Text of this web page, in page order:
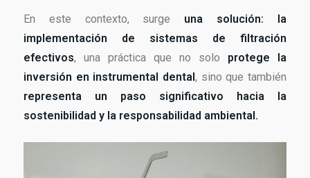
En este contexto, surge una solución: la
implementación de sistemas de filtración
efectivos, una práctica que no solo protege la
inversión en instrumental dental , sino que también
representa un paso significativo hacia la
sostenibilidad y la responsabilidad ambiental.